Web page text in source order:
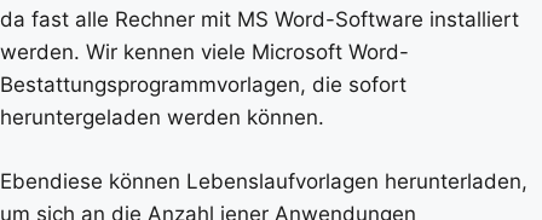
da fast alle Rechner mit MS Word-Software installiert
werden. Wir kennen viele Microsoft Word-
Bestattungsprogrammvorlagen, die sofort
heruntergeladen werden können.
Ebendiese können Lebenslaufvorlagen herunterladen,
um sich an die Anzahl jener Anwendungen